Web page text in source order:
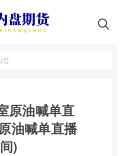
货
原油喊单直
油喊单直播
间)